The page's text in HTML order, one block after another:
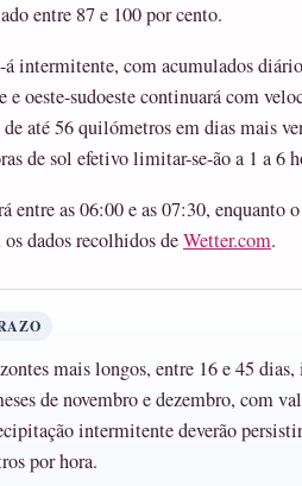
entre 87 e 100 por cento.
intermitente, com acumulados
e oeste-sudoeste continuará com
de até 56 quilómetros em dias mais
de sol efetivo limitar-se-ão a 1 a 6
entre as 06:00 e as 07:30, enquanto
dados recolhidos deWetter.com.
mais longos, entre 16 e 45
de novembro e dezembro, com
intermitente deverão
por hora.